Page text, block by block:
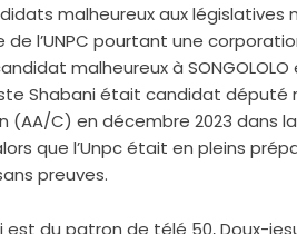
malheureux aux
de l’UNPC pourtant une
malheureux à
Shabani était candidat député
(AA/C) en décembre 2023 dans
que l’Unpc était en pleins
preuves.
est du patron de télé 50, Doux-